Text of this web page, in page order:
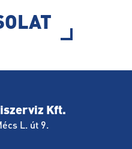
Kft.
L. út 9.